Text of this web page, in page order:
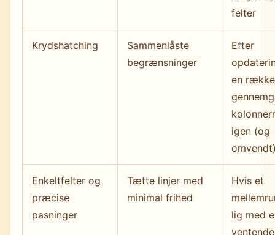
felter
Krydshatching
Sammenlåste
begrænsninger
Efter
en
igen (og
Enkeltfelter og
præcise
pasninger
Tætte linjer med
minimal frihed
Hvis et
lig med
ventende